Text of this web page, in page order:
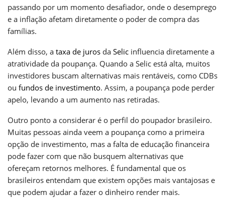
passando por um momento desafiador, onde o desemprego
e a inflação afetam diretamente o poder de compra das
famílias.
Além disso, a taxa de juros da Selic influencia diretamente a
atratividade da poupança. Quando a Selic está alta, muitos
investidores buscam alternativas mais rentáveis, como CDBs
ou fundos de investimento. Assim, a poupança pode perder
apelo, levando a um aumento nas retiradas.
Outro ponto a considerar é o perfil do poupador brasileiro.
Muitas pessoas ainda veem a poupança como a primeira
opção de investimento, mas a falta de educação financeira
pode fazer com que não busquem alternativas que
ofereçam retornos melhores. É fundamental que os
brasileiros entendam que existem opções mais vantajosas e
que podem ajudar a fazer o dinheiro render mais.